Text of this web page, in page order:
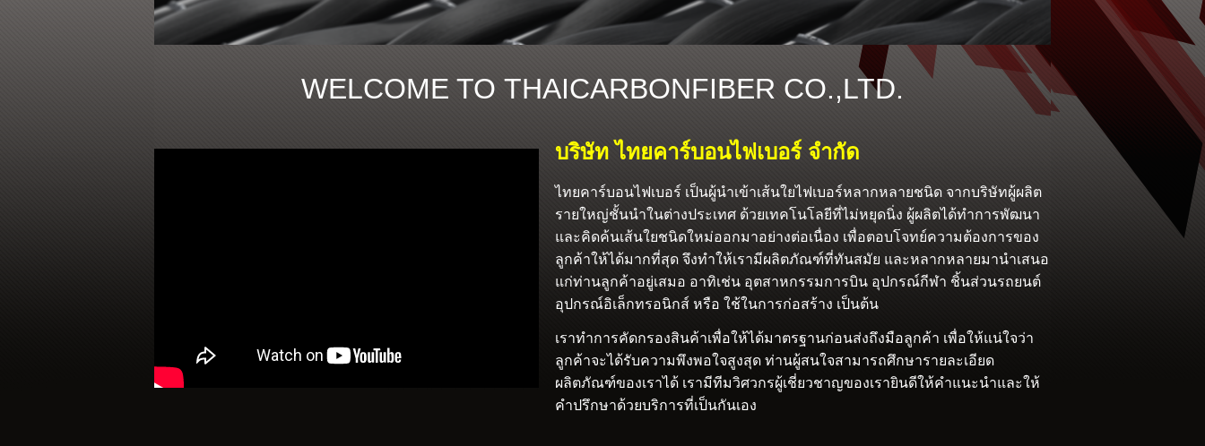
WELCOME TO THAICARBONFIBER CO.,LTD.
บริษัท ไทยคาร์บอนไฟเบอร์ จำกัด
ไทยคาร์บอนไฟเบอร์ เป็นผู้นำเข้าเส้นใยไฟเบอร์หลากหลายชนิด จากบริษัทผู้ผลิต
รายใหญ่ชั้นนำในต่างประเทศ ด้วยเทคโนโลยีที่ไม่หยุดนิ่ง ผู้ผลิตได้ทำการพัฒนา
และคิดค้นเส้นใยชนิดใหม่ออกมาอย่างต่อเนื่อง เพื่อตอบโจทย์ความต้องการของ
ลูกค้าให้ได้มากที่สุด จึงทำให้เรามีผลิตภัณฑ์ที่ทันสมัย และหลากหลายมานำเสนอ
แก่ท่านลูกค้าอยู่เสมอ อาทิเช่น อุตสาหกรรมการบิน อุปกรณ์กีฬา ชิ้นส่วนรถยนต์
อุปกรณ์อิเล็กทรอนิกส์ หรือ ใช้ในการก่อสร้าง เป็นต้น
เราทำการคัดกรองสินค้าเพื่อให้ได้มาตรฐานก่อนส่งถึงมือลูกค้า เพื่อให้แน่ใจว่า
ลูกค้าจะได้รับความพึงพอใจสูงสุด ท่านผู้สนใจสามารถศึกษารายละเอียด
ผลิตภัณฑ์ของเราได้ เรามีทีมวิศวกรผู้เชี่ยวชาญของเรายินดีให้คำแนะนำและให้
คำปรึกษาด้วยบริการที่เป็นกันเอง